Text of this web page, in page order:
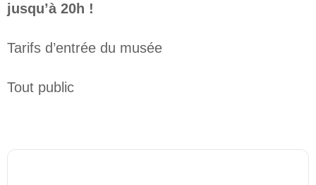
jusqu’à 20h !
Tarifs d’entrée du musée
Tout public